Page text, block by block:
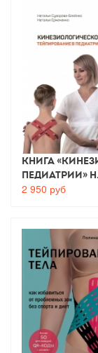
Книга
педиатрии»
2 950 руб